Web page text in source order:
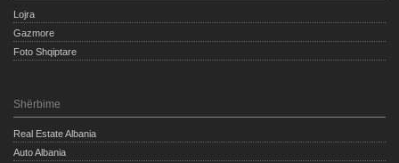
Lojra
Gazmore
Foto Shqiptare
Shërbime
Real Estate Albania
Auto Albania